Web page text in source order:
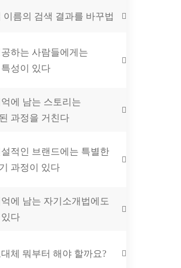
이름의 검색 결과를 바꾸법
하는 사람들에게는
성이 있다
에 남는 스토리는
과정을 거친다
적인 브랜드에는 특별한
과정이 있다
에 남는 자기소개법에도
다
체 뭐부터 해야 할까요?